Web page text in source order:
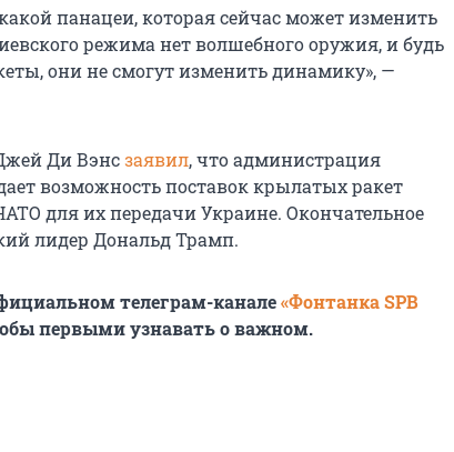
панацеи, которая сейчас может изменить
режима нет волшебного оружия, и будь
они не смогут изменить динамику», —
Ди Вэнсзаявил, что администрация
возможность поставок крылатых ракет
для их передачи Украине. Окончательное
лидер Дональд Трамп.
телеграм-канале«Фонтанка SPB
первыми узнавать о важном.